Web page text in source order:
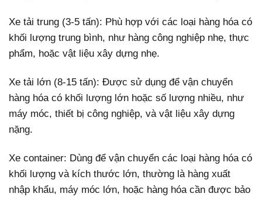
Xe tải trung (3-5 tấn): Phù hợp với các loại hàng hóa có
khối lượng trung bình, như hàng công nghiệp nhẹ, thực
phẩm, hoặc vật liệu xây dựng nhẹ.
Xe tải lớn (8-15 tấn): Được sử dụng để vận chuyển
hàng hóa có khối lượng lớn hoặc số lượng nhiều, như
máy móc, thiết bị công nghiệp, và vật liệu xây dựng
nặng.
Xe container: Dùng để vận chuyển các loại hàng hóa có
khối lượng và kích thước lớn, thường là hàng xuất
nhập khẩu, máy móc lớn, hoặc hàng hóa cần được bảo